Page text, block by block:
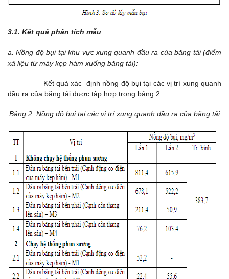
3.1. Kết quả phân tích mẫu.
a. Nồng độ bụi tại khu vực xung quanh đầu ra của băng tải (điểm
xả liệu từ máy kẹp hàm xuống băng tải):
Kết quả xác định nồng độ bụi tại các vị trí xung quanh
đầu ra của băng tải được tập hợp trong bảng 2.
Bảng 2: Nồng độ bụi tại các vị trí xung quanh đầu ra của băng tải